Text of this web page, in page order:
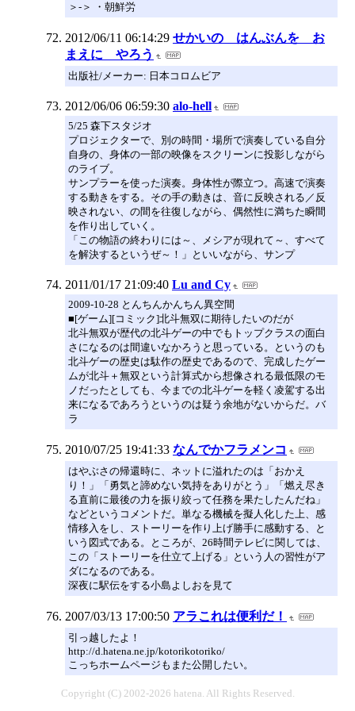
＞-＞ ・朝鮮労
2012/06/11 06:14:29 せかいの はんぶんを お
まえに やろう
出版社/メーカー: 日本コロムビア
2012/06/06 06:59:30 alo-hell
5/25 森下スタジオ
プロジェクターで、別の時間・場所で演奏している自分
自身の、身体の一部の映像をスクリーンに投影しながら
のライブ。
サンプラーを使った演奏。身体性が際立つ。高速で演奏
する動きをする。その手の動きは、音に反映される／反
映されない、の間を往復しながら、偶然性に満ちた瞬間
を作り出していく。
「この物語の終わりには～、メシアが現れて～、すべて
を解決するというぜ～！」といいながら、サンプ
2011/01/17 21:09:40 Lu and Cy
2009-10-28 とんちんかんちん異空間
■[ゲーム][コミック]北斗無双に期待したいのだが
北斗無双が歴代の北斗ゲーの中でもトップクラスの面白
さになるのは間違いなかろうと思っている。というのも
北斗ゲーの歴史は駄作の歴史であるので、完成したゲー
ムが北斗＋無双という計算式から想像される最低限のモ
ノだったとしても、今までの北斗ゲーを軽く凌駕する出
来になるであろうというのは疑う余地がないからだ。バ
ラ
2010/07/25 19:41:33 なんでかフラメンコ
はやぶさの帰還時に、ネットに溢れたのは「おかえ
り！」「勇気と諦めない気持をありがとう」「燃え尽き
る直前に最後の力を振り絞って任務を果たしたんだね」
などというコメントだ。単なる機械を擬人化した上、感
情移入をし、ストーリーを作り上げ勝手に感動する、と
いう図式である。ところが、26時間テレビに関しては、
この「ストーリーを仕立て上げる」という人の習性がア
ダになるのである。
深夜に駅伝をする小島よしおを見て
2007/03/13 17:00:50 アラこれは便利だ！
引っ越したよ！
http://d.hatena.ne.jp/kotorikotoriko/
こっちホームページもまた公開したい。
Copyright (C) 2002-2026 hatena. All Rights Reserved.